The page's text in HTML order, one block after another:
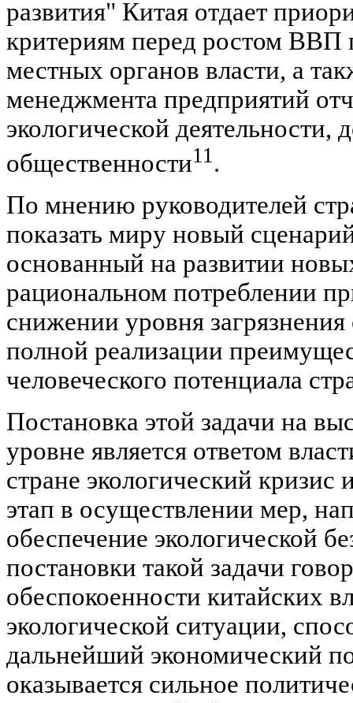
развития" Китая отдает
критериям перед ростом ВВП
местных органов власти, а
менеджмента предприятий
экологической деятельности,
общественности11 .
По мнению руководителей
показать миру новый
основанный на развитии
рациональном потреблении
снижении уровня
полной реализации
человеческого потенциала
Постановка этой задачи на
уровне является ответом
стране экологический
этап в осуществлении мер,
обеспечение экологической
постановки такой задачи
обеспокоенности китайских
экологической ситуации,
дальнейший экономический
оказывается сильное